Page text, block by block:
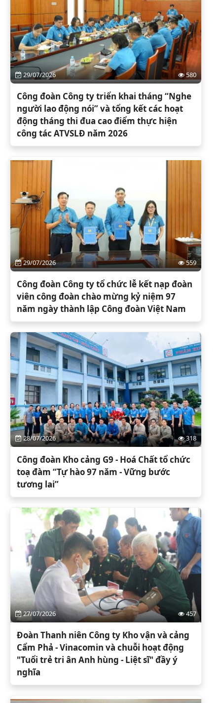
29/07/2026 580
Công đoàn Công ty triển khai tháng “Nghe
người lao động nói” và tổng kết các hoạt
động tháng thi đua cao điểm thực hiện
công tác ATVSLĐ năm 2026
29/07/2026 559
Công đoàn Công ty tổ chức lễ kết nạp đoàn
viên công đoàn chào mừng kỷ niệm 97
năm ngày thành lập Công đoàn Việt Nam
28/07/2026 318
Công đoàn Kho cảng G9 - Hoá Chất tổ chức
toạ đàm “Tự hào 97 năm - Vững bước
tương lai”
27/07/2026 457
Đoàn Thanh niên Công ty Kho vận và cảng
Cẩm Phả - Vinacomin và chuỗi hoạt động
"Tuổi trẻ tri ân Anh hùng - Liệt sĩ" đầy ý
nghĩa